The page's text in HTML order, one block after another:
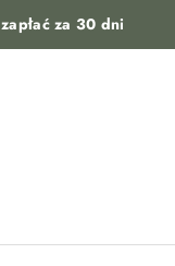
zapłać za 30 dni